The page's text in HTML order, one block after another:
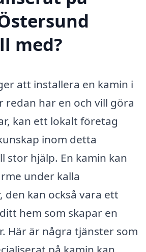
med?
att installera en kamin i
redan har en och vill göra
kan ett lokalt företag
inom detta
stor hjälp. En kamin kan
under kalla
den kan också vara ett
hem som skapar en
Här är några tjänster som